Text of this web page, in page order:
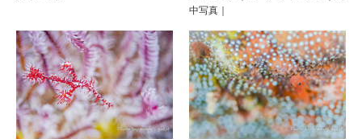
中写真｜